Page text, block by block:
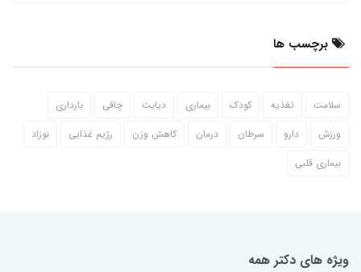
برچسب ها
سلامت تغذیه کودک بیماری دیابت چاقی
بارداری
ورزش
دارو سرطان درمان کاهش وزن رژیم غذایی
نوزاد
بیماری قلبی
ویژه های دکتر همه